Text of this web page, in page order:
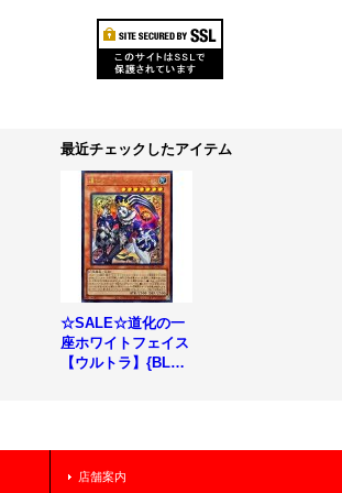
最近チェックしたアイテム
☆SALE☆道化の一
座ホワイトフェイス
【ウルトラ】{BLZD
店舗案内